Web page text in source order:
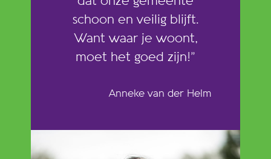
schoon en veilig blijft.
Want waar je woont,
moet het goed zijn!”
Anneke van der Helm